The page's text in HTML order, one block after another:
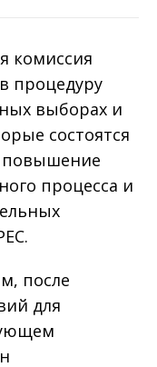
комиссия
процедуру
выборах и
состоятся
повышение
процесса и
после
для